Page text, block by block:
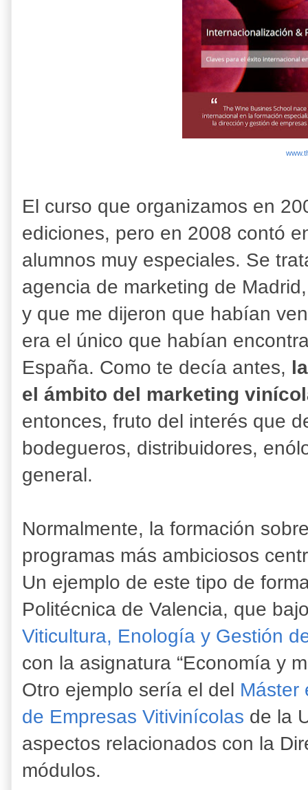
El curso que organizamos en
ediciones, pero en 2008 contó
alumnos muy especiales. Se
agencia de marketing de
y que me dijeron que habían
era el único que habían
España. Como te decía antes,
el ámbito del marketing
entonces, fruto del interés que
bodegueros, distribuidores,
general.
Normalmente, la formación
programas más ambiciosos
Un ejemplo de este tipo de
Politécnica de Valencia, que
Viticultura, Enología y Gestión
con la asignatura “Economía y
Otro ejemplo sería el del Máster
de Empresas Vitivinícolas de la
aspectos relacionados con la
módulos.